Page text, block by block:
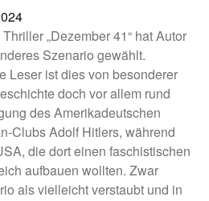
„Dezember 41“ hat Autor
Szenario gewählt.
Leser ist dies von besonderer
doch vor allem rund
des Amerikadeutschen
Clubs Adolf Hitlers, während
die dort einen faschistischen
aufbauen wollten. Zwar
als vielleicht verstaubt und in